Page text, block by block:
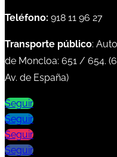
Teléfono: 918 11 96 27
Transporte público:
de Moncloa: 651 / 654. (
Av. de España)
Seguir
Seguir
Seguir
Seguir